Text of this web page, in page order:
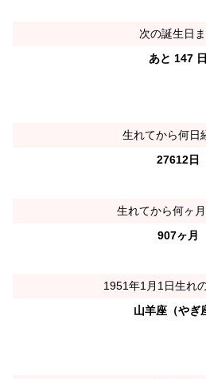
次の誕生日
あと 147 日
生れてから何日
27612日
生れてから何ヶ
907ヶ月
1951年1月1日生れ
山羊座（やぎ